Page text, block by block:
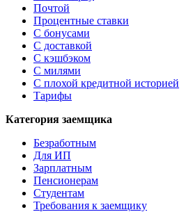
Почтой
Процентные ставки
С бонусами
С доставкой
С кэшбэком
С милями
С плохой кредитной историей
Тарифы
Категория заемщика
Безработным
Для ИП
Зарплатным
Пенсионерам
Студентам
Требования к заемщику